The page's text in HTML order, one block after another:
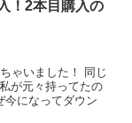
！2本目購入の
ゃいました！ 同じ
が元々持ってたの
今になってダウン